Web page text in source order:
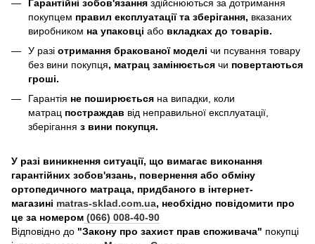
Гарантійні зобов'язання здійснюються за дотримання
покупцем правил експлуатації та зберігання, вказаних
виробником на упаковці або вкладках до товарів.
У разі отримання бракованої моделі чи псування товару
без вини покупця, матрац замінюється чи повертаються
гроші.
Гарантія не поширюється на випадки, коли
матрац постраждав від неправильної експлуатації,
зберігання з вини покупця.
У разі виникнення ситуації, що вимагає виконання
гарантійних зобов'язань, повернення або обміну
ортопедичного матраца, придбаного в інтернет-
магазині matras-sklad.com.ua, необхідно повідомити про
це за номером (066) 008-40-90
Відповідно до "Закону про захист прав споживача" покупці